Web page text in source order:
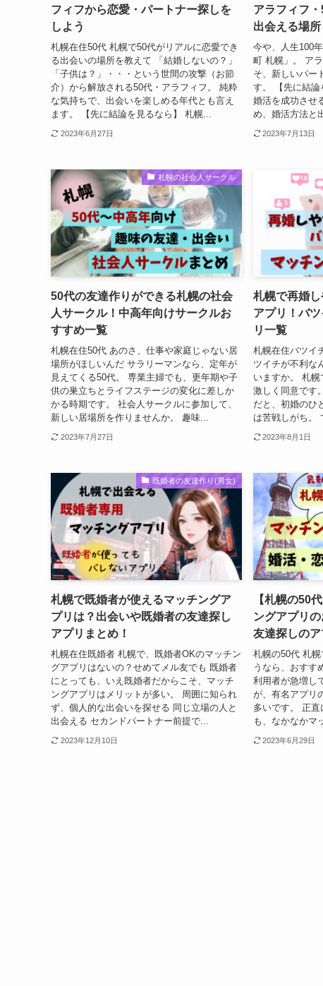
フィフから恋愛・パートナー探しを
しよう
札幌在住50代 札幌で50代がリアルに恋愛でき
る出会いの場所を教えて 「結婚しないの？」
「子供は？」・・・という世間の攻撃（お節
介）から解放される50代・アラフィフ。 純粋
な気持ちで、出会いを楽しめる年代とも言え
ます。 【先に結論を見るなら】 札幌...
2023年6月27日
アラフィフ
出会える場
今や、人生100
町 札幌」。 ア
そ、新しいパー
す。 【先に結
婚活を成功させ
め、婚活方法と
2023年7月13日
札幌の社会人サークル
50代の友達作りができる札幌の社会
人サークル！中高年向けサークルお
すすめ一覧
札幌在住50代 あのさ、仕事や家庭じゃない居
場所がほしいんだ サラリーマンなら、定年が
見えてくる50代。 専業主婦でも、更年期や子
供の巣立ちとライフステージの変化に差しか
かる時期です。 社会人サークルに参加して、
新しい居場所を作りませんか。 趣味...
2023年7月27日
札幌で再婚
アプリ！バ
リ一覧
札幌在住バツイ
ツイチが不利な
いますか。 札
激しく同意です
だと、初婚のひ
は苦戦しがち。
2023年8月1日
既婚者の友達作り(男女)
札幌で既婚者が使えるマッチングア
プリは？出会いや既婚者の友達探し
アプリまとめ！
札幌在住既婚者 札幌で、既婚者OKのマッチン
グアプリはないの？せめてメル友でも 既婚者
にとっても、いえ既婚者だからこそ、マッチ
ングアプリはメリットが多い。 周囲に知られ
ず、個人的な出会いを探せる 同じ立場の人と
出会える セカンドパートナー前提で...
2023年12月10日
【札幌の50
ングアプリ
友達探しのア
札幌の50代 札
うなら、おすす
利用者が急増し
が、有名アプリ
多いです。 正
も、なかなかマ
2023年6月29日